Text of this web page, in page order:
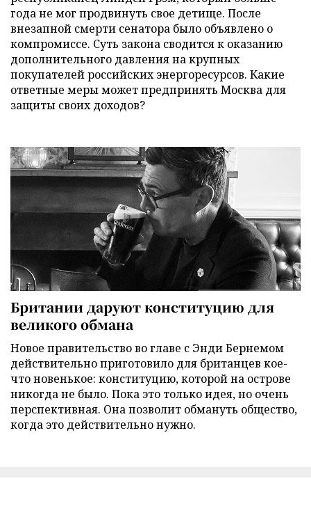
года не мог продвинуть свое детище. После
внезапной смерти сенатора было объявлено о
компромиссе. Суть закона сводится к оказанию
дополнительного давления на крупных
покупателей российских энергоресурсов. Какие
ответные меры может предпринять Москва для
защиты своих доходов?
Британии даруют конституцию для
великого обмана
Новое правительство во главе с Энди Бернемом
действительно приготовило для британцев кое-
что новенькое: конституцию, которой на острове
никогда не было. Пока это только идея, но очень
перспективная. Она позволит обмануть общество,
когда это действительно нужно.